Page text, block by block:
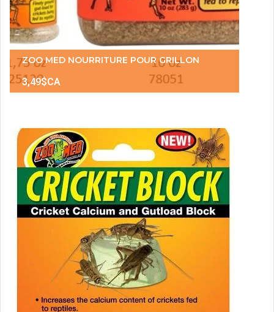
ZOO MED NOURRITURE POUR GRILLON
3,49$CA